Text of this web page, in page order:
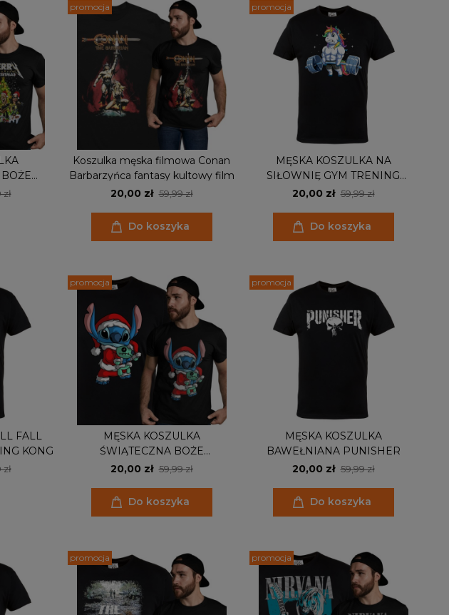
Koszulka męska filmowa Conan
Barbarzyńca fantasy kultowy film
20,00 zł 59,99 zł
Do koszyka
promocja
MĘSKA KOSZULKA NA
SIŁOWNIĘ GYM TRENING
JEDNOROŻEC
20,00 zł 59,99 zł
Do koszyka
promocja
FALL
KONG
MĘSKA KOSZULKA
ŚWIĄTECZNA BOŻE
NARODZENIE STITCH
20,00 zł 59,99 zł
Do koszyka
promocja
MĘSKA KOSZULKA
BAWEŁNIANA PUNISHER
20,00 zł 59,99 zł
Do koszyka
promocja
promocja promocja